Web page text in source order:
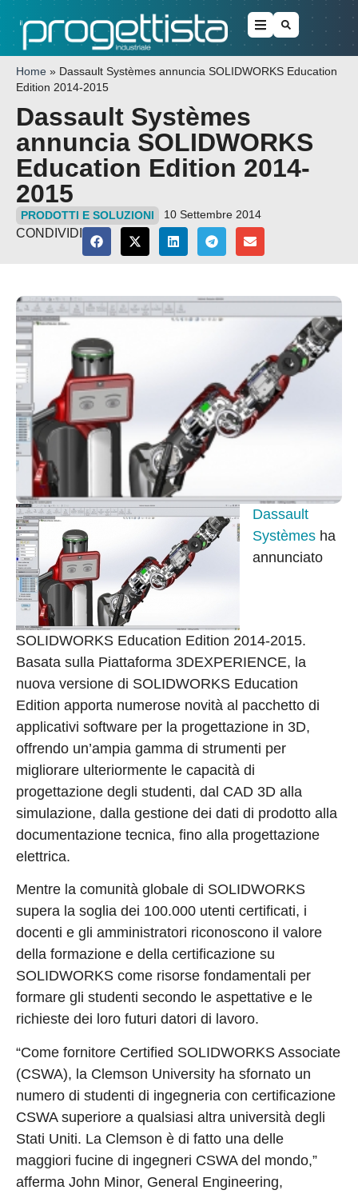
Home » Dassault Systèmes annuncia SOLIDWORKS Education
Edition 2014-2015
Dassault Systèmes
annuncia SOLIDWORKS
Education Edition 2014-
2015
PRODOTTI E SOLUZIONI 10 Settembre 2014
CONDIVIDI
Dassault
Systèmes ha
annunciato
SOLIDWORKS Education Edition 2014-2015.
Basata sulla Piattaforma 3DEXPERIENCE, la
nuova versione di SOLIDWORKS Education
Edition apporta numerose novità al pacchetto di
applicativi software per la progettazione in 3D,
offrendo un’ampia gamma di strumenti per
migliorare ulteriormente le capacità di
progettazione degli studenti, dal CAD 3D alla
simulazione, dalla gestione dei dati di prodotto alla
documentazione tecnica, fino alla progettazione
elettrica.
Mentre la comunità globale di SOLIDWORKS
supera la soglia dei 100.000 utenti certificati, i
docenti e gli amministratori riconoscono il valore
della formazione e della certificazione su
SOLIDWORKS come risorse fondamentali per
formare gli studenti secondo le aspettative e le
richieste dei loro futuri datori di lavoro.
“Come fornitore Certified SOLIDWORKS Associate
(CSWA), la Clemson University ha sfornato un
numero di studenti di ingegneria con certificazione
CSWA superiore a qualsiasi altra università degli
Stati Uniti. La Clemson è di fatto una delle
maggiori fucine di ingegneri CSWA del mondo,”
afferma John Minor, General Engineering,